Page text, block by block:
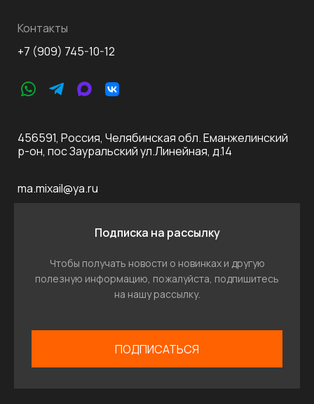
Контакты
+7 (909) 745-10-12
456591, Россия, Челябинская обл. Еманжелинский
р-он, пос Зауральский ул.Линейная, д.14
ma.mixail@ya.ru
Подписка на рассылку
Чтобы получать новости о новинках и другую
полезную информацию, пожалуйста, подпишитесь
на нашу рассылку.
ПОДПИСАТЬСЯ